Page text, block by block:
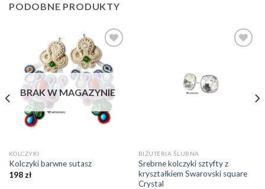
PODOBNE PRODUKTY
Dodaj do
ulubionych
❤️
BRAK W MAGAZYNIE
KOLCZYKI
Kolczyki barwne sutasz
198 zł
BIŻUTERIA ŚLUBNA
Srebrne kolczyki sztyfty z
kryształkiem Swarovski square
Crystal